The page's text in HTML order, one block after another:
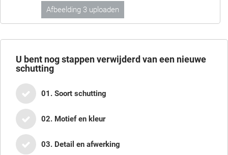
Afbeelding 3 uploaden
U bent nogstappen verwijderd van een nieuwe
schutting
01. Soort schutting
02. Motief en kleur
03. Detail en afwerking